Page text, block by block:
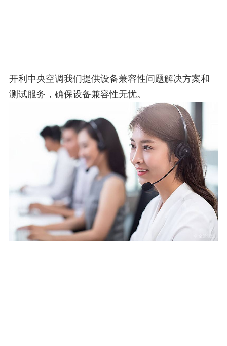
开利中央空调我们提供设备兼容性问题解决方案和
测试服务，确保设备兼容性无忧。